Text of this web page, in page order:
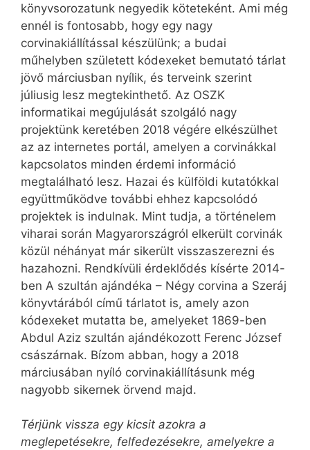
könyvsorozatunk negyedik köteteként. Ami még
ennél is fontosabb, hogy egy nagy
corvinakiállítással készülünk; a budai
műhelyben született kódexeket bemutató tárlat
jövő márciusban nyílik, és terveink szerint
júliusig lesz megtekinthető. Az OSZK
informatikai megújulását szolgáló nagy
projektünk keretében 2018 végére elkészülhet
az az internetes portál, amelyen a corvinákkal
kapcsolatos minden érdemi információ
megtalálható lesz. Hazai és külföldi kutatókkal
együttműködve további ehhez kapcsolódó
projektek is indulnak. Mint tudja, a történelem
viharai során Magyarországról elkerült corvinák
közül néhányat már sikerült visszaszerezni és
hazahozni. Rendkívüli érdeklődés kísérte 2014-
ben A szultán ajándéka – Négy corvina a Szeráj
könyvtárából című tárlatot is, amely azon
kódexeket mutatta be, amelyeket 1869-ben
Abdul Aziz szultán ajándékozott Ferenc József
császárnak. Bízom abban, hogy a 2018
márciusában nyíló corvinakiállításunk még
nagyobb sikernek örvend majd.
Térjünk vissza egy kicsit azokra a
meglepetésekre, felfedezésekre, amelyekre a